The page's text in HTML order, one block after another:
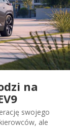
na
swojego
ale